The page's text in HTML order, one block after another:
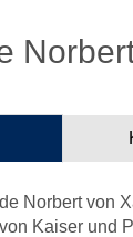
Norbert von
Kaiser und